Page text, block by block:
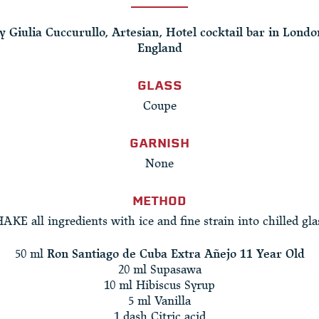
Giulia Cuccurullo, Artesian, Hotel cocktail bar in
England
GLASS
Coupe
GARNISH
None
METHOD
all ingredients with ice and fine strain into chilled
50 ml Ron Santiago de Cuba Extra Añejo 11 Year Old
20 ml Supasawa
10 ml Hibiscus Syrup
5 ml Vanilla